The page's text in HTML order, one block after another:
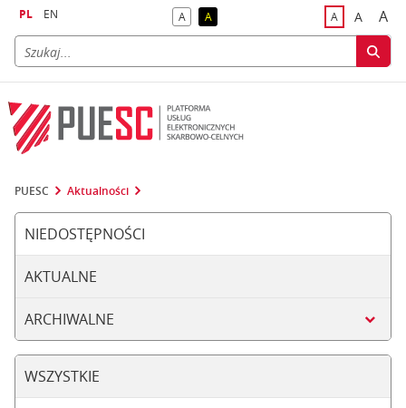
PL EN Akontrast domyślny
Akontrast żółty tekst na czarnym tle
Adomyślna
A A
PUESC Aktualności
NIEDOSTĘPNOŚCI
AKTUALNE
ARCHIWALNE
WSZYSTKIE